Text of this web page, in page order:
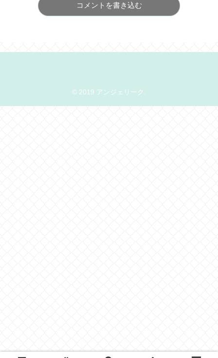
コメントを書き込む
© 2019 アンジェリーク.